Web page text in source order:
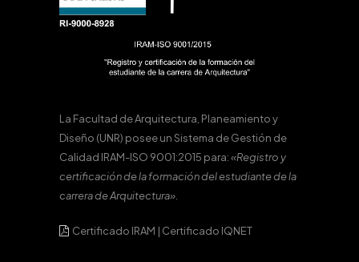
La Facultad de Arquitectura, Planeamiento y
Diseño (UNR) posee un Sistema de Gestión de
Calidad IRAM-ISO 9001:2015 para:«Registro y
certificación de la formación del estudiante de la
carrera de Arquitectura».
Certificado IRAM | Certificado IQNET